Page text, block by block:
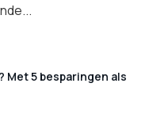
Met 5 besparingen als